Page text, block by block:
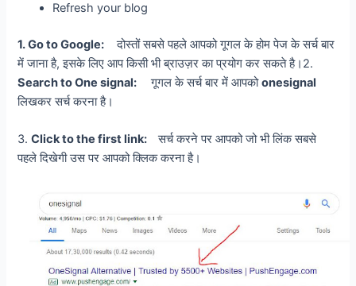
Refresh your blog
1. Go to Google: दोस्तों सबसे पहले आपको गूगल के होम पेज के सर्च बार
में जाना है, इसके लिए आप किसी भी ब्राउज़र का प्रयोग कर सकते है।2.
Search to One signal:
गूगल के सर्च बार में आपकोonesignal
लिखकर सर्च करना है।
3.Click to the first link:
सर्च करने पर आपको जो भी लिंक सबसे
पहले दिखेगी उस पर आपको क्लिक करना है।